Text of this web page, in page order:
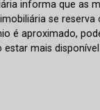
informa que as
se
é aproximado,
estar mais